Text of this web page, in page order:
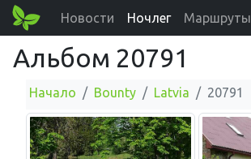
Новости Ночлег Маршруты
Альбом 20791
Начало Bounty Latvia 20791